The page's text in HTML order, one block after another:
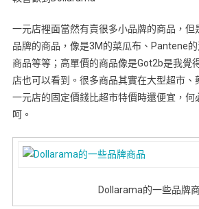
一元店裡面當然有賣很多小品牌的商品，但
品牌的商品，像是3M的菜瓜布、Pantene
商品等等；高單價的商品像是Got2b是我覺
店也可以看到。很多商品其實在大型超市、
一元店的固定價錢比超市特價時還便宜，何
呵。
Dollarama的一些品牌